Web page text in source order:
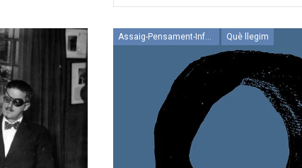
Assaig-Pensament-Informació Què llegim